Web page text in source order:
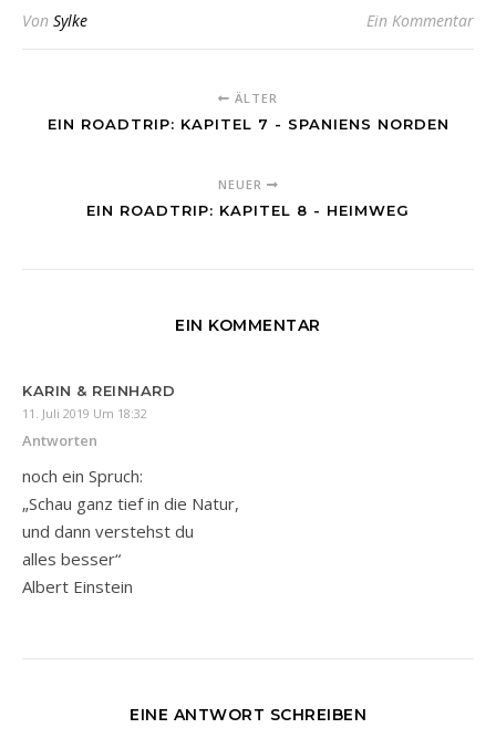
Von Sylke Ein Kommentar
ÄLTER
EIN ROADTRIP: KAPITEL 7 - SPANIENS NORDEN
NEUER
EIN ROADTRIP: KAPITEL 8 - HEIMWEG
EIN KOMMENTAR
KARIN & REINHARD
11. Juli 2019 Um 18:32
Antworten
noch ein Spruch:
„Schau ganz tief in die Natur,
und dann verstehst du
alles besser“
Albert Einstein
EINE ANTWORT SCHREIBEN